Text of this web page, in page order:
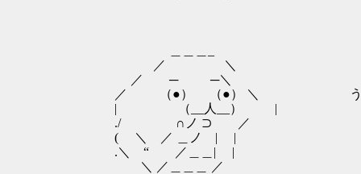
／ ＼
／ ─ ─＼
／ （●） （●） ＼ うわ、嬉しい
| （__人__） |
./ ∩ノ ⊃ ／
( ＼ ／ ＿ノ | |
.＼ “ ／＿＿| |
＼ ／＿＿＿ ／